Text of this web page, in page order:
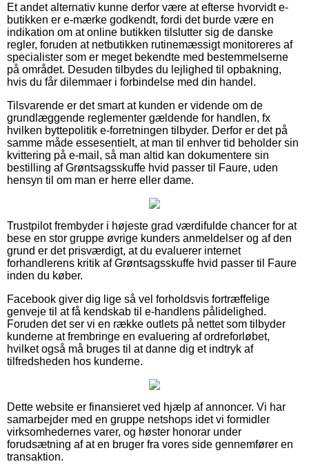
Et andet alternativ kunne derfor være at efterse hvorvidt e-
butikken er e-mærke godkendt, fordi det burde være en
indikation om at online butikken tilslutter sig de danske
regler, foruden at netbutikken rutinemæssigt monitoreres af
specialister som er meget bekendte med bestemmelserne
på området. Desuden tilbydes du lejlighed til opbakning,
hvis du får dilemmaer i forbindelse med din handel.
Tilsvarende er det smart at kunden er vidende om de
grundlæggende reglementer gældende for handlen, fx
hvilken byttepolitik e-forretningen tilbyder. Derfor er det på
samme måde essesentielt, at man til enhver tid beholder sin
kvittering på e-mail, så man altid kan dokumentere sin
bestilling af Grøntsagsskuffe hvid passer til Faure, uden
hensyn til om man er herre eller dame.
Trustpilot frembyder i højeste grad værdifulde chancer for at
bese en stor gruppe øvrige kunders anmeldelser og af den
grund er det prisværdigt, at du evaluerer internet
forhandlerens kritik af Grøntsagsskuffe hvid passer til Faure
inden du køber.
Facebook giver dig lige så vel forholdsvis fortræffelige
genveje til at få kendskab til e-handlens pålidelighed.
Foruden det ser vi en række outlets på nettet som tilbyder
kunderne at frembringe en evaluering af ordreforløbet,
hvilket også må bruges til at danne dig et indtryk af
tilfredsheden hos kunderne.
Dette website er finansieret ved hjælp af annoncer. Vi har
samarbejder med en gruppe netshops idet vi formidler
virksomhedernes varer, og høster honorar under
forudsætning af at en bruger fra vores side gennemfører en
transaktion.